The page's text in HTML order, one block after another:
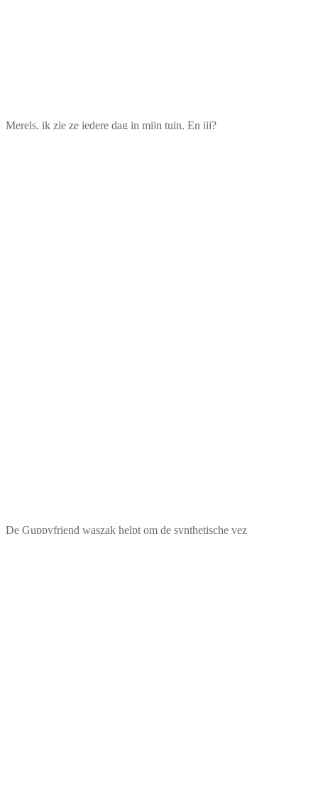
Merels, ik zie ze iedere dag in mijn tuin. En jij?
De Guppyfriend waszak helpt om de synthetische vez